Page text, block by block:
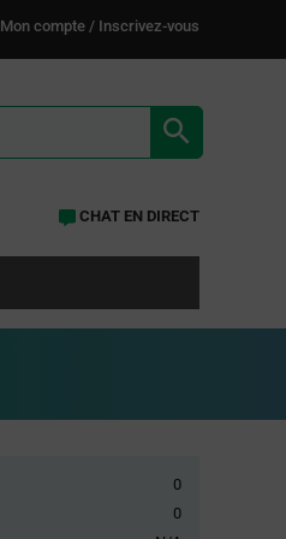
Mon compte / Inscrivez-vous
CHAT EN DIRECT
0
0